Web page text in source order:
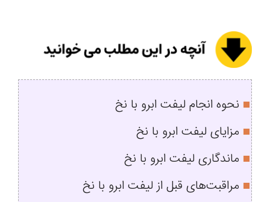
نحوه انجام لیفت ابرو با نخ
مزايای ليفت ابرو با نخ
ماندگاری لیفت ابرو با نخ
مراقبت‌های قبل از لیفت ابرو با نخ